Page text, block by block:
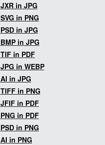
JXR in JPG
SVG in PNG
PSD in JPG
BMP in JPG
TIF in PDF
JPG in WEBP
AI in JPG
TIFF in PNG
JFIF in PDF
PNG in PDF
PSD in PNG
AI in PNG